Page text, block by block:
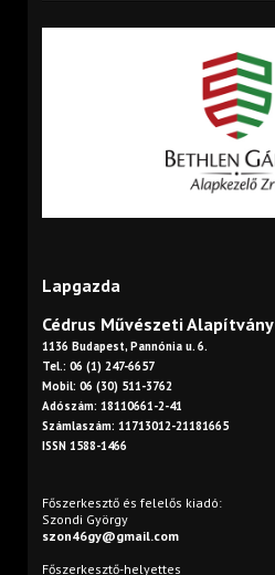
Lapgazda
Cédrus Művészeti Alapítvány
1136 Budapest, Pannónia u. 6.
Tel.: 06 (1) 247-6657
Mobil: 06 (30) 511-3762
Adószám: 18110661-2-41
Számlaszám: 11713012-21181665
ISSN 1588-1466
Főszerkesztő és felelős kiadó:
Szondi György
szon46gy@gmail.com
Főszerkesztő-helyettes